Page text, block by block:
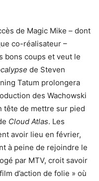
de Magic Mike – dont
co-réalisateur –
bons coups et veut le
de Steven
Tatum prolongera
des Wachowski
tête de mettre sur pied
Cloud Atlas. Les
avoir lieu en février,
à peine de rejoindre le
par MTV, croit savoir
d’action de folie » où